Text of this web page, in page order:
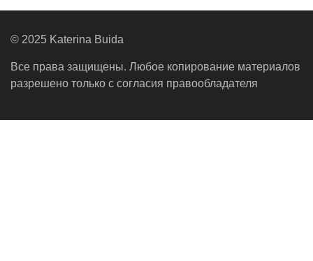
© 2025 Katerina Buida
Все права защищены. Любое копирование материалов
разрешено только с согласия правообладателя